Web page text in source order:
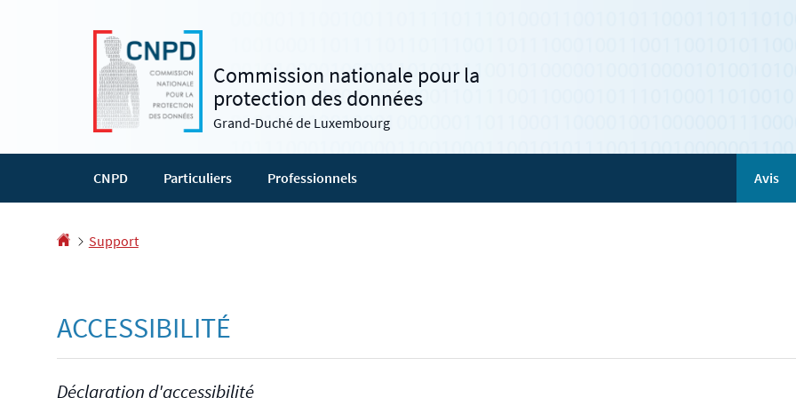
Commission nationale pour la
protection des données
Grand-Duché de Luxembourg
CNPD Particuliers Professionnels Avis
AccueilSupport
ACCESSIBILITÉ
Déclaration d'accessibilité